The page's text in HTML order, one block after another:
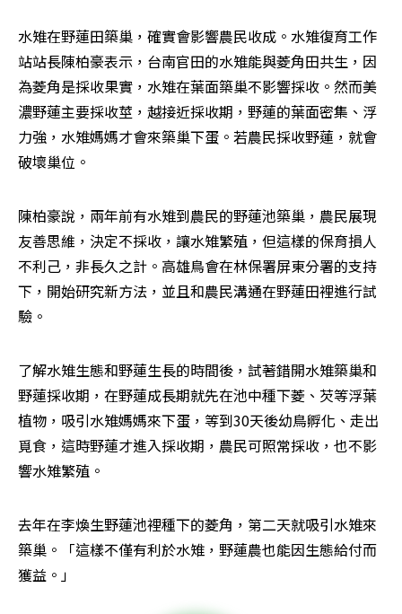
水雉在野蓮田築巢，確實會影響農民收成。水雉復育工作
站站長陳柏豪表示，台南官田的水雉能與菱角田共生，因
為菱角是採收果實，水雉在葉面築巢不影響採收。然而美
濃野蓮主要採收莖，越接近採收期，野蓮的葉面密集、浮
力強，水雉媽媽才會來築巢下蛋。若農民採收野蓮，就會
破壞巢位。
陳柏豪說，兩年前有水雉到農民的野蓮池築巢，農民展現
友善思維，決定不採收，讓水雉繁殖，但這樣的保育損人
不利己，非長久之計。高雄鳥會在林保署屏東分署的支持
下，開始研究新方法，並且和農民溝通在野蓮田裡進行試
驗。
了解水雉生態和野蓮生長的時間後，試著錯開水雉築巢和
野蓮採收期，在野蓮成長期就先在池中種下菱、芡等浮葉
植物，吸引水雉媽媽來下蛋，等到30天後幼鳥孵化、走出
覓食，這時野蓮才進入採收期，農民可照常採收，也不影
響水雉繁殖。
去年在李煥生野蓮池裡種下的菱角，第二天就吸引水雉來
築巢。「這樣不僅有利於水雉，野蓮農也能因生態給付而
獲益。」